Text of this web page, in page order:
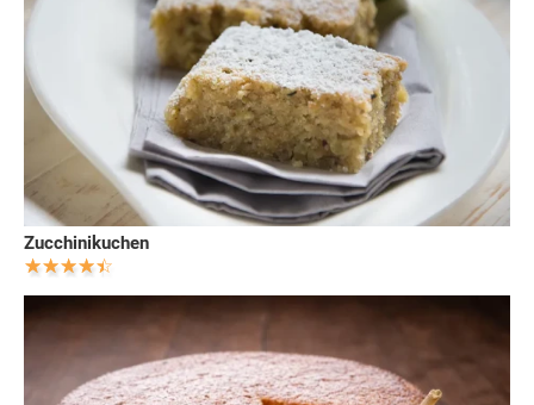
Zucchinikuchen